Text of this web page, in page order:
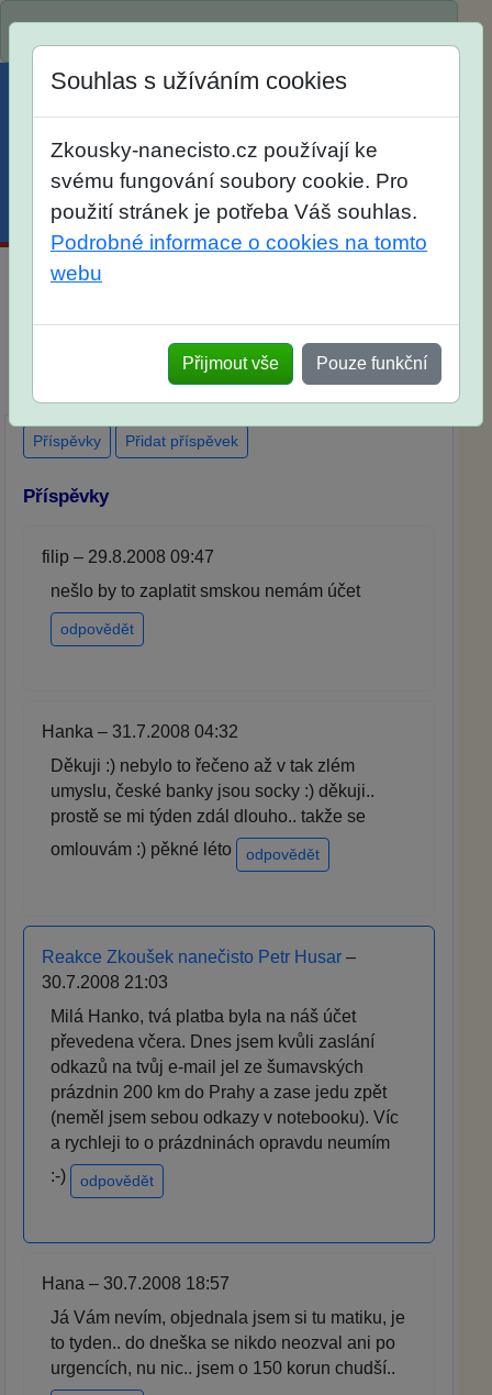
Menu Účet Košík
Souhlas s užíváním cookies
Zkousky-nanecisto.cz používají ke
svému fungování soubory cookie. Pro
použití stránek je potřeba Váš souhlas.
Podrobné informace o cookies na tomto
webu
Přijmout vše Pouze funkční
Příspěvky Přidat příspěvek
Příspěvky
filip – 29.8.2008 09:47
nešlo by to zaplatit smskou nemám účet
odpovědět
Hanka – 31.7.2008 04:32
Děkuji :) nebylo to řečeno až v tak zlém
umyslu, české banky jsou socky :) děkuji..
prostě se mi týden zdál dlouho.. takže se
omlouvám :) pěkné léto
odpovědět
Reakce Zkoušek nanečisto Petr Husar –
30.7.2008 21:03
Milá Hanko, tvá platba byla na náš účet
převedena včera. Dnes jsem kvůli zaslání
odkazů na tvůj e-mail jel ze šumavských
prázdnin 200 km do Prahy a zase jedu zpět
(neměl jsem sebou odkazy v notebooku). Víc
a rychleji to o prázdninách opravdu neumím
:-)
odpovědět
Hana – 30.7.2008 18:57
Já Vám nevím, objednala jsem si tu matiku, je
to tyden.. do dneška se nikdo neozval ani po
urgencích, nu nic.. jsem o 150 korun chudší..